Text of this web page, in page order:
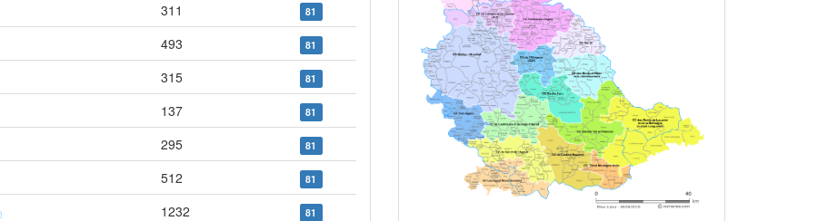
311 81
493 81
315 81
137 81
295 81
512 81
1232 81